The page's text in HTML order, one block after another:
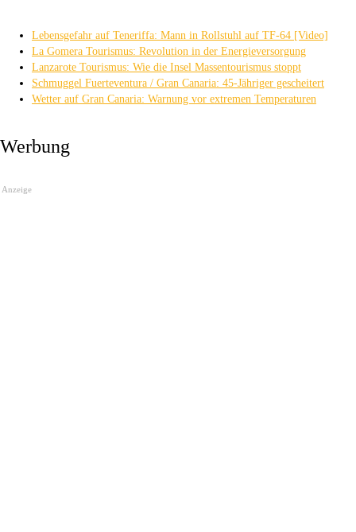
Lebensgefahr auf Teneriffa: Mann in Rollstuhl auf TF-64 [Video]
La Gomera Tourismus: Revolution in der Energieversorgung
Lanzarote Tourismus: Wie die Insel Massentourismus stoppt
Schmuggel Fuerteventura / Gran Canaria: 45-Jähriger gescheitert
Wetter auf Gran Canaria: Warnung vor extremen Temperaturen
Werbung
Anzeige